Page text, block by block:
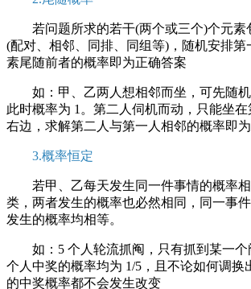
若问题所求的若干(两个或三个)个元素
(配对、相邻、同排、同组等)，随机安排第
素尾随前者的概率即为正确答案
如：甲、乙两人想相邻而坐，可先随
此时概率为 1。第二人伺机而动，只能坐
右边，求解第二人与第一人相邻的概率即
3.概率恒定
若甲、乙每天发生同一件事情的概率
类，两者发生的概率也必然相同，同一事
发生的概率均相等。
如：5 个人轮流抓阄，只有抓到某一
个人中奖的概率均为 1/5，且不论如何调换
的中奖概率都不会发生改变